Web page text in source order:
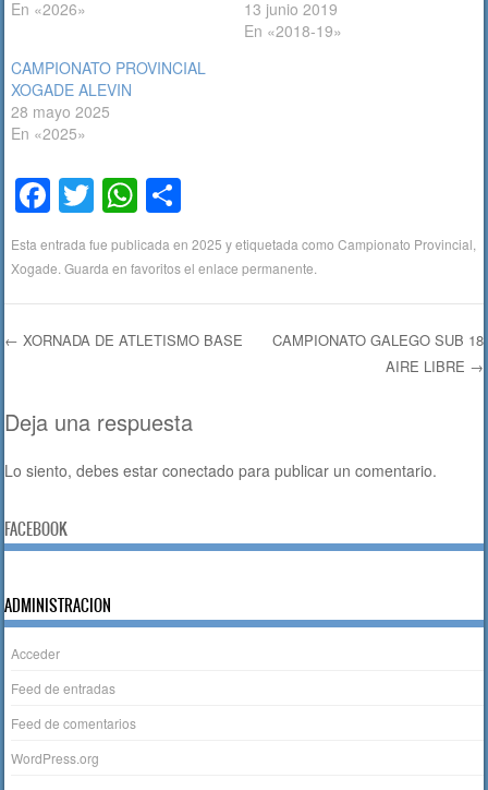
En «2026»
13 junio 2019
En «2018-19»
CAMPIONATO PROVINCIAL
XOGADE ALEVIN
28 mayo 2025
En «2025»
F
a
c
e
b
k
T
wi
tt
er
W
h
at
s
A
o
m
p
ar
Esta entrada fue publicada en2025 y etiquetada comoCampionato Provincial
Xogade . Guarda en favoritos elenlace permanente
← XORNADA DE ATLETISMO BASE
CAMPIONATO GALEGO SUB 18
AIRE LIBRE →
Deja una respuesta
Lo siento, debes estarconectado para publicar un comentario.
FACEBOOK
ADMINISTRACION
Acceder
Feed de entradas
Feed de comentarios
WordPress.org